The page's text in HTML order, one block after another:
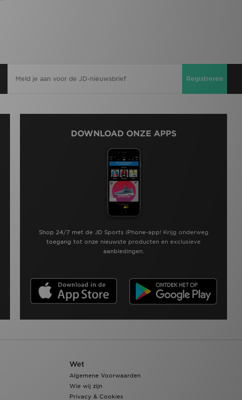
Registreren
DOWNLOAD ONZE APPS
Shop 24/7 met de JD Sports iPhone-app! Krijg onderweg
toegang tot onze nieuwste producten en exclusieve
aanbiedingen.
Wet
Algemene Voorwaarden
Wie wij zijn
Privacy & Cookies